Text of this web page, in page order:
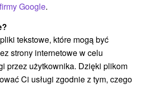
Hotele na Slovacji
na prenájom
(2)
lub datę
Google.
tekstowe, które mogą być
strony internetowe w celu
przez użytkownika. Dzięki plikom
Ci usługi zgodnie z tym, czego